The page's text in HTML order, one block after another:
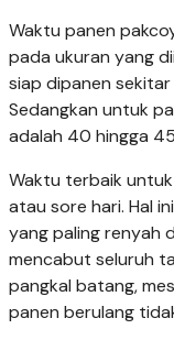
Waktu panen
pada ukuran yang
siap dipanen
Sedangkan untuk
adalah 40 hingga
Waktu terbaik
atau sore hari. Hal
yang paling renyah
mencabut seluruh
pangkal batang,
panen berulang